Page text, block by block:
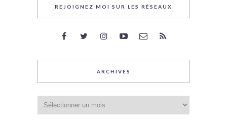
REJOIGNEZ MOI SUR LES RÉSEAUX
ARCHIVES